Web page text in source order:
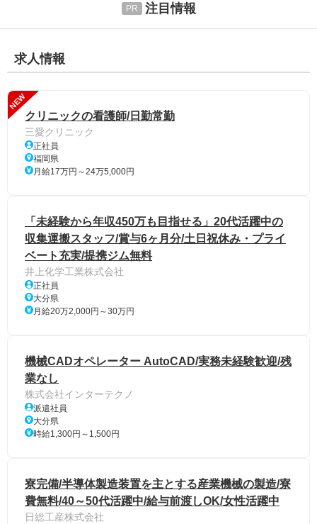
注目情報
求人情報
NEW
クリニックの看護師/日勤常勤
三愛クリニック
正社員
福岡県
月給17万円～24万5,000円
「未経験から年収450万も目指せる」20代活躍中の
収集運搬スタッフ/賞与6ヶ月分/土日祝休み・プライ
ベート充実/提携ジム無料
井上化学工業株式会社
正社員
大分県
月給20万2,000円～30万円
機械CADオペレーター AutoCAD/実務未経験歓迎/残
業なし
株式会社インターテクノ
派遣社員
大分県
時給1,300円～1,500円
寮完備/半導体製造装置を主とする産業機械の製造/寮
費無料/40～50代活躍中/給与前渡しOK/女性活躍中
日総工産株式会社